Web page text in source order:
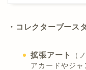
・コレクターブース
拡張アート
（
アカードやジ